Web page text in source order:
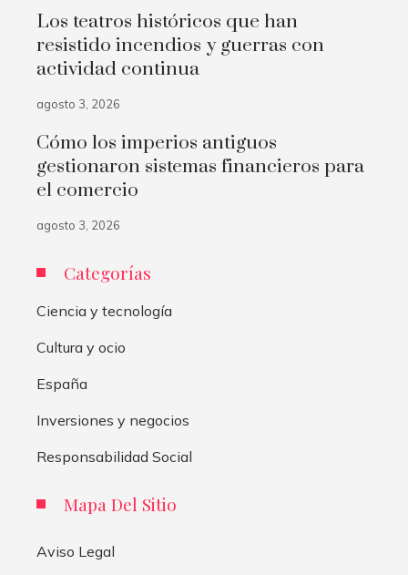
Los teatros históricos que han
resistido incendios y guerras con
actividad continua
agosto 3, 2026
Cómo los imperios antiguos
gestionaron sistemas financieros para
el comercio
agosto 3, 2026
Categorías
Ciencia y tecnología
Cultura y ocio
España
Inversiones y negocios
Responsabilidad Social
Mapa Del Sitio
Aviso Legal